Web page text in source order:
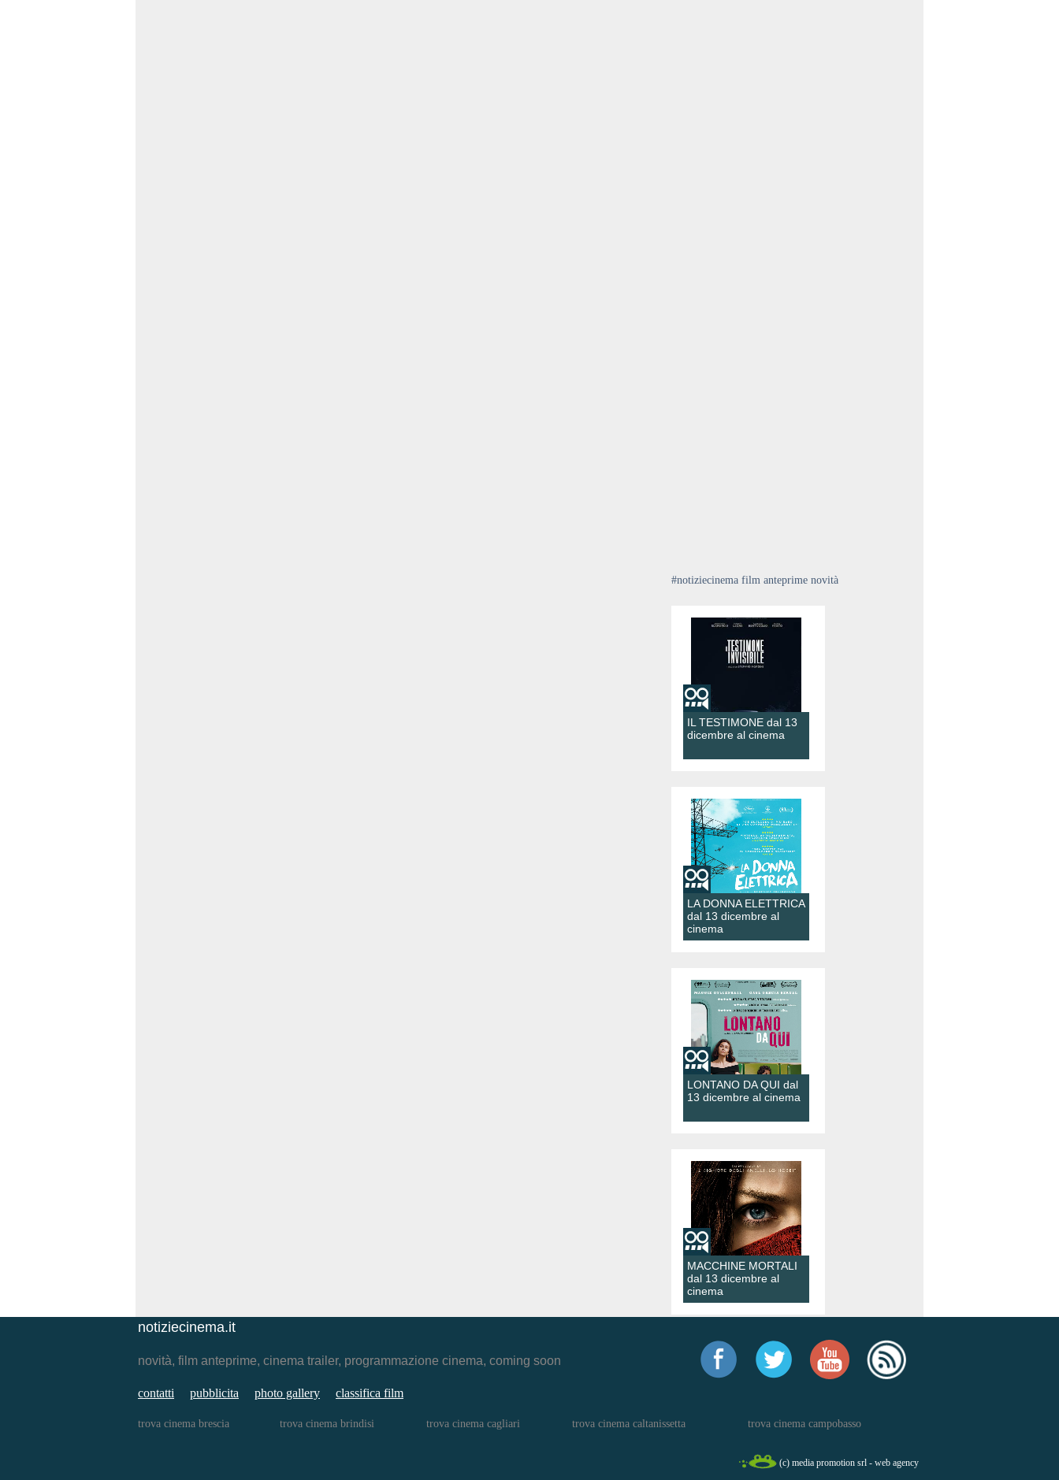
#notiziecinema film anteprime novità
IL TESTIMONE dal 13
dicembre al cinema
LA DONNA ELETTRICA
dal 13 dicembre al
cinema
LONTANO DA QUI dal
13 dicembre al cinema
MACCHINE MORTALI
dal 13 dicembre al
cinema
notiziecinema.it
novità, film anteprime, cinema trailer, programmazione cinema, coming soon
contatti pubblicita photo gallery classifica film
trova cinema brescia trova cinema brindisi trova cinema cagliari trova cinema caltanissetta trova cinema campobasso
(c) media promotion srl - web agency